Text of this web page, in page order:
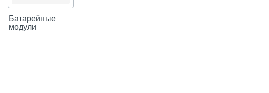
Батарейные
модули